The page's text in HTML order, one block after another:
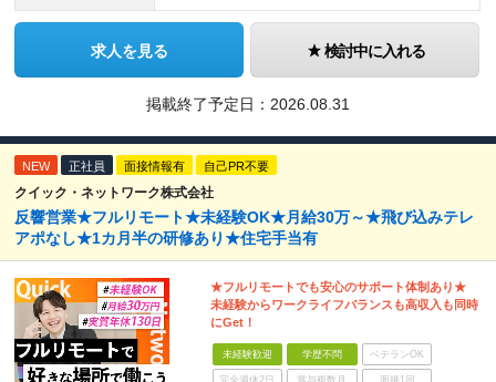
求人を見る 検討中に入れる
掲載終了予定日： 2026.08.31
NEW 正社員 面接情報有 自己PR不要
クイック・ネットワーク株式会社
反響営業★フルリモート★未経験OK★月給30万～★飛び込みテレ
アポなし★1カ月半の研修あり★住宅手当有
★フルリモートでも安心のサポート体制あり★
未経験からワークライフバランスも高収入も同時
にGet！
未経験歓迎 学歴不問 ベテランOK
完全週休2日 賞与複数月 面接1回